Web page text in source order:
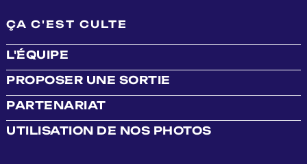
ÇA C'EST CULTE
L'ÉQUIPE
PROPOSER UNE SORTIE
PARTENARIAT
UTILISATION DE NOS PHOTOS